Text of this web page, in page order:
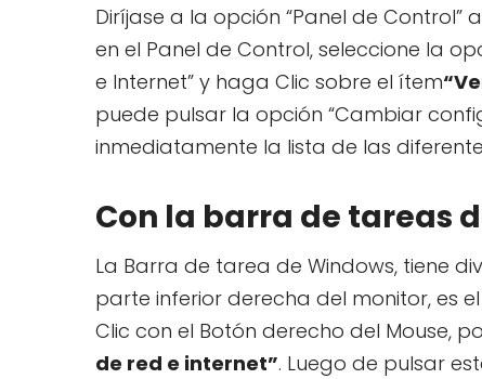
Diríjase a la opción “Panel de
en el Panel de Control, seleccione la
e Internet” y haga Clic sobre el ítem
puede pulsar la opción “Cambiar
inmediatamente la lista de las
Con la barra de tareas
La Barra de tarea de Windows, tiene
parte inferior derecha del monitor, es
Clic con el Botón derecho del Mouse,
de red e internet”. Luego de pulsar